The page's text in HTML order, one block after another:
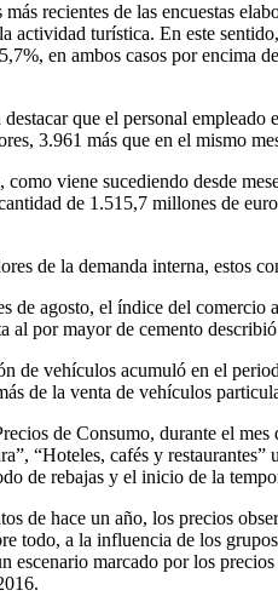
más recientes de las encuestas
actividad turística. En este
en ambos casos por encima
que el personal
3.961 más que en el mismo
viene sucediendo desde
de 1.515,7 millones de
de la demanda interna, estos
de agosto, el índice del
al por mayor de cemento
de vehículos acumuló en el
de la venta de vehículos
de Consumo, durante el
“Hoteles, cafés y
de rebajas y el inicio de la
de hace un año, los precios
todo, a la influencia de los
escenario marcado por los